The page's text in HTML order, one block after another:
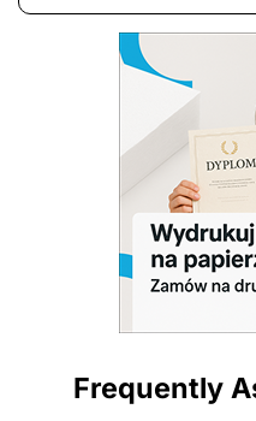
Frequently